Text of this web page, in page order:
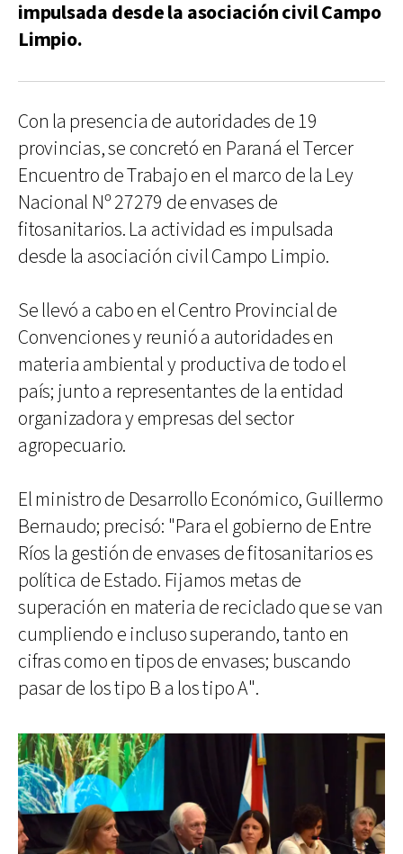
impulsada desde la asociación civil Campo
Limpio.
Con la presencia de autoridades de 19
provincias, se concretó en Paraná el Tercer
Encuentro de Trabajo en el marco de la Ley
Nacional Nº 27279 de envases de
fitosanitarios. La actividad es impulsada
desde la asociación civil Campo Limpio.
Se llevó a cabo en el Centro Provincial de
Convenciones y reunió a autoridades en
materia ambiental y productiva de todo el
país; junto a representantes de la entidad
organizadora y empresas del sector
agropecuario.
El ministro de Desarrollo Económico, Guillermo
Bernaudo; precisó: "Para el gobierno de Entre
Ríos la gestión de envases de fitosanitarios es
política de Estado. Fijamos metas de
superación en materia de reciclado que se van
cumpliendo e incluso superando, tanto en
cifras como en tipos de envases; buscando
pasar de los tipo B a los tipo A".